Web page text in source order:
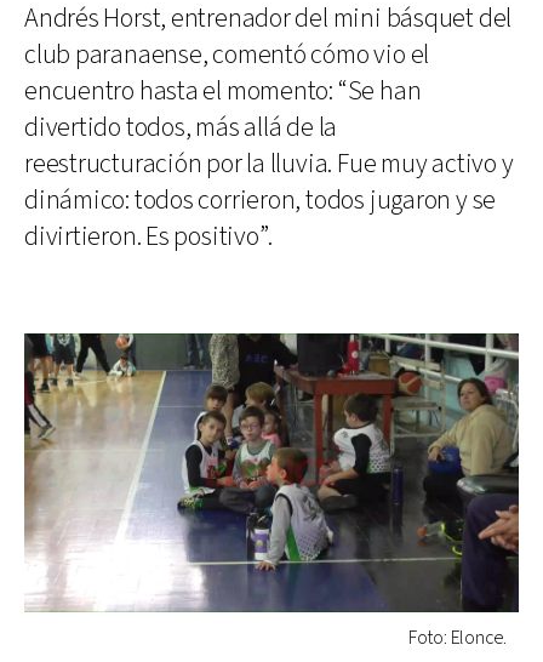
Andrés Horst, entrenador del mini básquet del
club paranaense, comentó cómo vio el
encuentro hasta el momento: “Se han
divertido todos, más allá de la
reestructuración por la lluvia. Fue muy activo y
dinámico: todos corrieron, todos jugaron y se
divirtieron. Es positivo”.
Foto: Elonce.